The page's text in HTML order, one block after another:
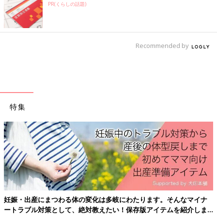
妊娠中に赤ちゃんを見かけると出産が楽しみに！ けれど、うれしさよりも不安の
ほうが大きくて…。
――初めての妊娠生活はどんなふうに過ごしましたか？
いしい 年齢のこともあって、なかなか妊娠を手放しで喜べる余
裕はなかったですね。無事に出産まで妊娠を継続できるのか、出
産までに立ちはだかる、いわゆる「妊娠◯週の壁」が気になって
PR(くらしの話題)
Recommended by
特集
妊娠・出産にまつわる体の変化は多岐にわたります。そんなマイナ
ートラブル対策として、絶対教えたい！保存版アイテムを紹介しま